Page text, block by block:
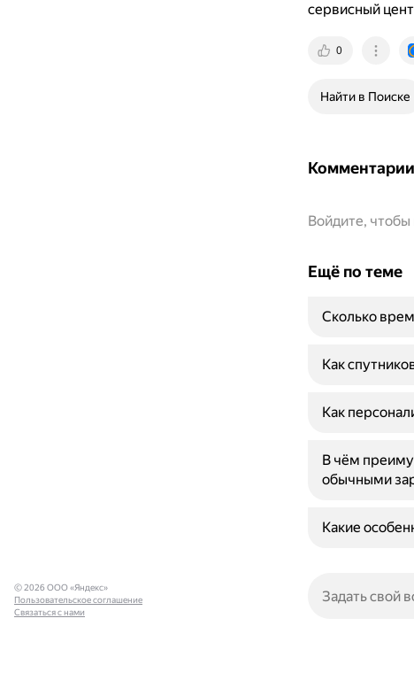
сервисный
0
Найти в Поиске
Комментарии
Войдите,
Ещё по теме
Сколько
Как
Как
В чём
обычными
Какие
© 2026 ООО «Яндекс»
Пользовательское соглашение
Связаться с нами